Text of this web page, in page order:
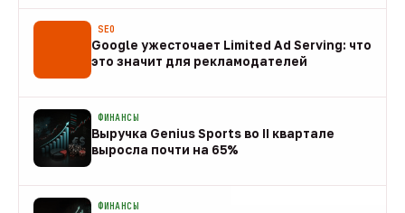
SEO
Google ужесточает Limited Ad Serving: что
это значит для рекламодателей
ФИНАНСЫ
Выручка Genius Sports во II квартале
выросла почти на 65%
ФИНАНСЫ